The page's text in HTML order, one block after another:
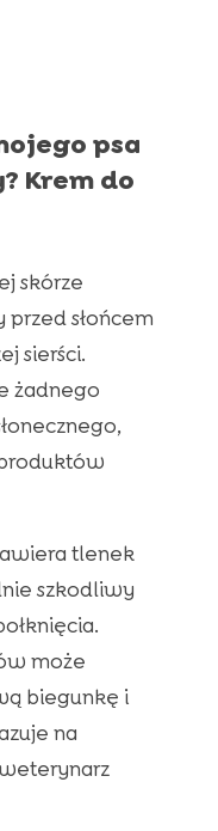
psa
Krem do
skórze
słońcem
sierści.
żadnego
tlenek
szkodliwy
może
biegunkę i
na